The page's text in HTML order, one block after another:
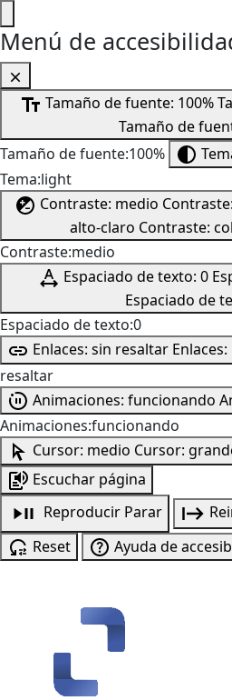
Menú de
Tamaño de fuente: 100%
Tamaño de
Tamaño de fuente:100%
Tema:light
Contraste: medio
alto-claro Contraste:
Contraste:medio
Espaciado de texto: 0
Espaciado de
Espaciado de texto:0
Enlaces: sin resaltar
resaltar
Animaciones: funcionando
Animaciones:funcionando
Cursor: medio Cursor:
Escuchar página
Reproducir Parar
Reset
Ayuda de